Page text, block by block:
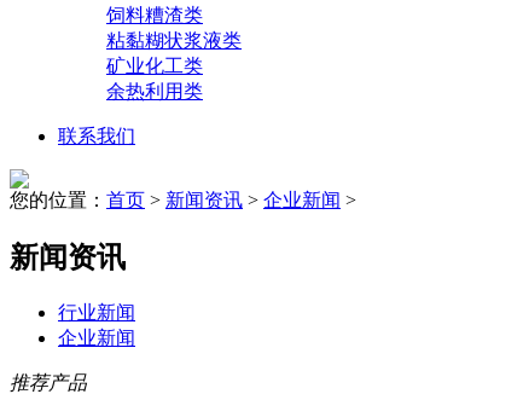
饲料糟渣类
粘黏糊状浆液类
矿业化工类
余热利用类
联系我们
您的位置： 首页 > 新闻资讯 > 企业新闻 >
新闻资讯
行业新闻
企业新闻
推荐产品